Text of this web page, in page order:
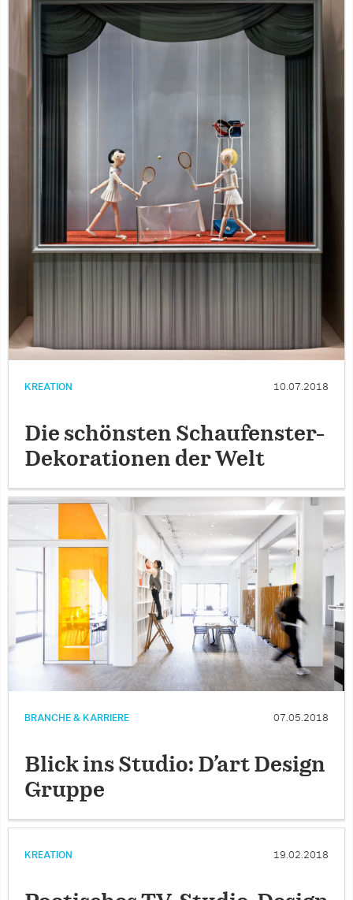
KREATION 10.07.2018
Die schönsten Schaufenster-
Dekorationen der Welt
BRANCHE & KARRIERE 07.05.2018
Blick ins Studio: D’art Design
Gruppe
KREATION 19.02.2018